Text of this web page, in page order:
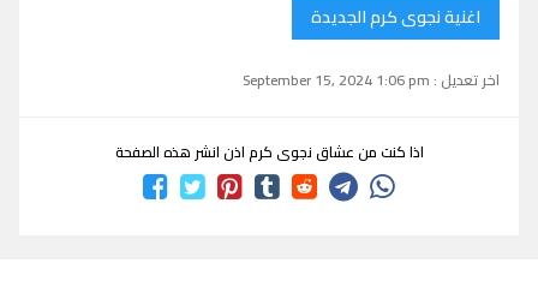
اغنية نجوى كرم الجديدة
اخر تعديل : September 15, 2024 1:06 pm
اذا كنت من عشاق نجوى كرم اذن انشر هذه الصفحة